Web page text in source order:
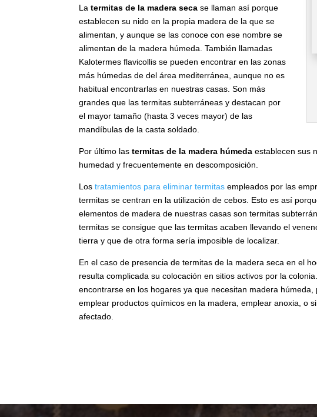
Latermitas de la madera seca se llaman así porque
establecen su nido en la propia madera de la que se
alimentan, y aunque se las conoce con ese nombre se
alimentan de la madera húmeda. También llamadas
Kalotermes flavicollis se pueden encontrar en las zonas
más húmedas de del área mediterránea, aunque no es
habitual encontrarlas en nuestras casas. Son más
grandes que las termitas subterráneas y destacan por
el mayor tamaño (hasta 3 veces mayor) de las
mandíbulas de la casta soldado.
Por último lastermitas de la madera húmeda establecen sus
humedad y frecuentemente en descomposición.
Lostratamientos para eliminar termitas empleados por las
termitas se centran en la utilización de cebos. Esto es así
elementos de madera de nuestras casas son termitas
termitas se consigue que las termitas acaben llevando el
tierra y que de otra forma sería imposible de localizar.
En el caso de presencia de termitas de la madera seca en el
resulta complicada su colocación en sitios activos por la
encontrarse en los hogares ya que necesitan madera
emplear productos químicos en la madera, emplear anoxia, o
afectado.